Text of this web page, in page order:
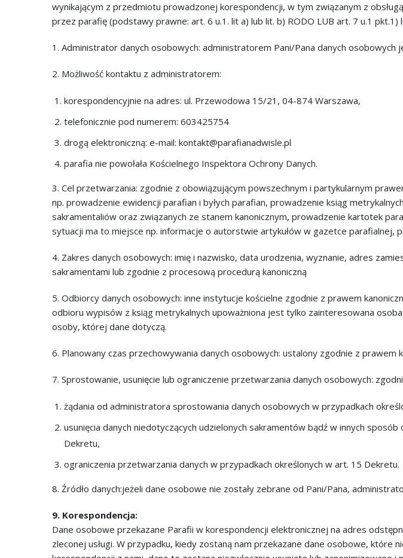
wynikającym z przedmiotu prowadzonej korespondencji, w tym związanym z
przez parafię (podstawy prawne: art. 6 u.1. lit a) lub lit. b) RODO LUB art. 7 u.1 pkt.1)
1. Administrator danych osobowych: administratorem Pani/Pana danych osobowych
2. Możliwość kontaktu z administratorem:
korespondencyjnie na adres: ul. Przewodowa 15/21, 04-874 Warszawa,
telefonicznie pod numerem: 603425754
drogą elektroniczną: e-mail: kontakt@parafianadwisle.pl
parafia nie powołała Kościelnego Inspektora Ochrony Danych.
3. Cel przetwarzania: zgodnie z obowiązującym powszechnym i partykularnym
np. prowadzenie ewidencji parafian i byłych parafian, prowadzenie ksiąg
sakramentaliów oraz związanych ze stanem kanonicznym, prowadzenie kartotek
sytuacji ma to miejsce np. informacje o autorstwie artykułów w gazetce parafialnej,
4. Zakres danych osobowych: imię i nazwisko, data urodzenia, wyznanie, adres
sakramentami lub zgodnie z procesową procedurą kanoniczną
5. Odbiorcy danych osobowych: inne instytucje kościelne zgodnie z prawem
odbioru wypisów z ksiąg metrykalnych upoważniona jest tylko zainteresowana
osoby, której dane dotyczą.
6. Planowany czas przechowywania danych osobowych: ustalony zgodnie z prawem
7. Sprostowanie, usunięcie lub ograniczenie przetwarzania danych osobowych:
żądania od administratora sprostowania danych osobowych w przypadkach
usunięcia danych niedotyczących udzielonych sakramentów bądź w innych
Dekretu,
ograniczenia przetwarzania danych w przypadkach określonych w art. 15 Dekretu.
8. Źródło danych:jeżeli dane osobowe nie zostały zebrane od Pani/Pana,
9. Korespondencja:
Dane osobowe przekazane Parafii w korespondencji elektronicznej na adres
zleconej usługi. W przypadku, kiedy zostaną nam przekazane dane osobowe, które